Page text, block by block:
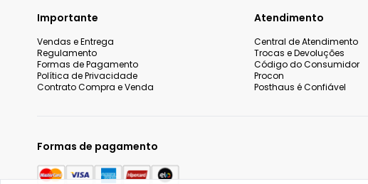
Importante
Vendas e Entrega
Regulamento
Formas de Pagamento
Política de Privacidade
Contrato Compra e Venda
Atendimento
Central de Atendimento
Trocas e Devoluções
Código do Consumidor
Procon
Posthaus é Confiável
Formas de pagamento